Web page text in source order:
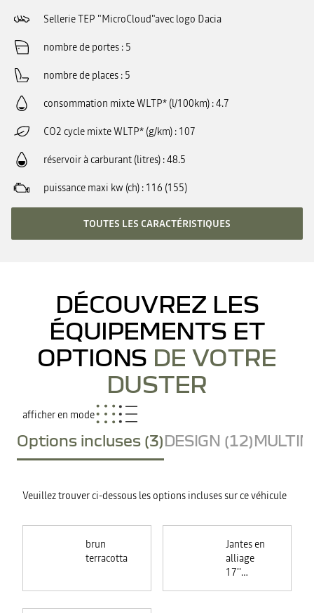
Sellerie TEP "MicroCloud"avec logo Dacia
nombre de portes 5
nombre de places 5
consommation mixte WLTP* (l/100km) 4.7
CO2 cycle mixte WLTP* (g/km) 107
réservoir à carburant (litres) 48.5
puissance maxi kw (ch) 116 (155)
TOUTES LES CARACTÉRISTIQUES
DÉCOUVREZ LES
ÉQUIPEMENTS ET
OPTIONS DE VOTRE
DUSTER
afficher en mode
Options incluses (3)DESIGN (12)
Veuillez trouver ci-dessous les options incluses sur ce véhicule
brun
terracotta
Jantes en
alliage
17''